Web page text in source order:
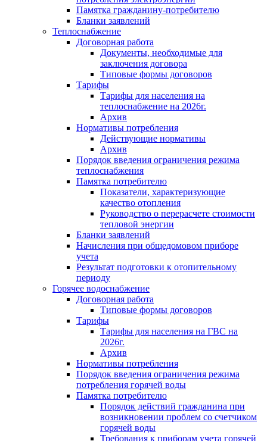
Памятка гражданину-потребителю
Бланки заявлений
Теплоснабжение
Договорная работа
Документы, необходимые для
заключения договора
Типовые формы договоров
Тарифы
Тарифы для населения на
теплоснабжение на 2026г.
Архив
Нормативы потребления
Действующие нормативы
Архив
Порядок введения ограничения режима
теплоснабжения
Памятка потребителю
Показатели, характеризующие
качество отопления
Руководство о перерасчете стоимости
тепловой энергии
Бланки заявлений
Начисления при общедомовом приборе
учета
Результат подготовки к отопительному
периоду
Горячее водоснабжение
Договорная работа
Типовые формы договоров
Тарифы
Тарифы для населения на ГВС на
2026г.
Архив
Нормативы потребления
Порядок введения ограничения режима
потребления горячей воды
Памятка потребителю
Порядок действий гражданина при
возникновении проблем со счетчиком
горячей воды
Требования к приборам учета горячей